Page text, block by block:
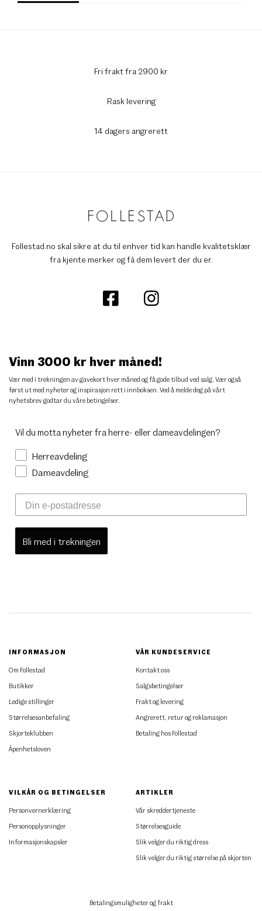
Fri frakt fra 2900 kr
Rask levering
14 dagers angrerett
Follestad.no skal sikre at du til enhver tid kan handle kvalitetsklær
fra kjente merker og få dem levert der du er.
Vinn 3000 kr hver måned!
Vær med i trekningen av gavekort hver måned og få gode tilbud ved salg. Vær også
først ut med nyheter og inspirasjon rett i innboksen. Ved å melde deg på vårt
nyhetsbrev godtar du våre betingelser.
Vil du motta nyheter fra herre- eller dameavdelingen?
Herreavdeling
Dameavdeling
Bli med i trekningen
INFORMASJON
Om Follestad
Butikker
Ledige stillinger
Størrelsesanbefaling
Skjorteklubben
Åpenhetsloven
VÅR KUNDESERVICE
Kontakt oss
Salgsbetingelser
Frakt og levering
Angrerett, retur og reklamasjon
Betaling hos Follestad
VILKÅR OG BETINGELSER
Personvernerklæring
Personopplysninger
Informasjonskapsler
ARTIKLER
Vår skreddertjeneste
Størrelsesguide
Slik velger du riktig dress
Slik velger du riktig størrelse på skjorten
Betalingsmuligheter og frakt